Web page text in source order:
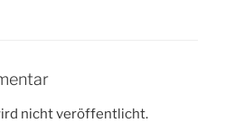
nicht veröffentlicht.